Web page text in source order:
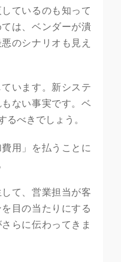
ているのも知って
は、ベンダーが潰
のシナリオも見え
います。新システ
ない事実です。ベ
るべきでしょう。
用」を払うことに
て、営業担当が客
目の当たりにする
らに伝わってきま